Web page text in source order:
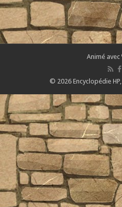
Animé avec
© 2026 Encyclopédie HP,